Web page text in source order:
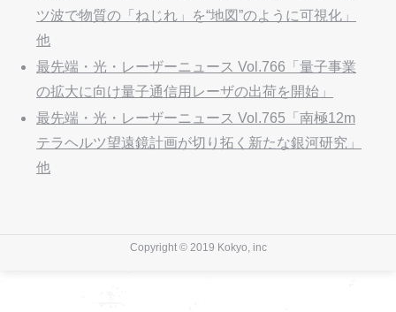
ツ波で物質の「ねじれ」を“地図”のように可視化」
他
最先端・光・レーザーニュース Vol.766「量子事業
の拡大に向け量子通信用レーザの出荷を開始」
最先端・光・レーザーニュース Vol.765「南極12m
テラヘルツ望遠鏡計画が切り拓く新たな銀河研究」
他
Copyright © 2019 Kokyo, inc